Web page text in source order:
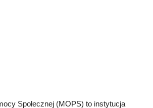
Społecznej (MOPS) to instytucja